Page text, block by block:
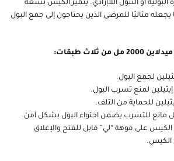
أو التبول اللاإرادي. يتميز الكيس بسعة
2000 مل، مما يجعله مثاليًا للمرضى الذين يحتاجون إلى جمع البول
ثلاث طبقات:
لجمع البول.
لمنع تسرب البول.
للحماية من التلف.
مانع للتسرب يضمن احتواء البول بشكل آمن.
الكيس على فوهة “لي” قابل للفتح والإغلاق
الكيس.